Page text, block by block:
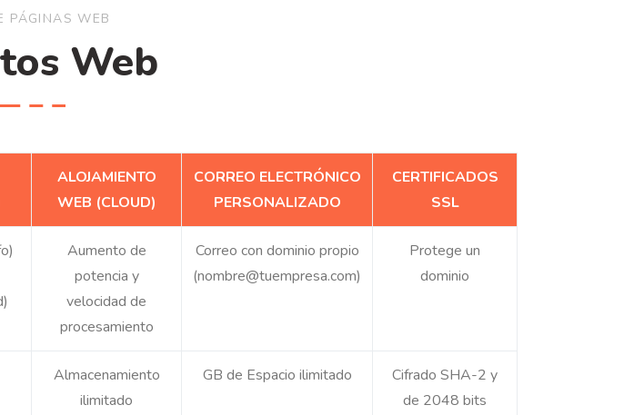
PÁGINAS WEB
Web
ALOJAMIENTO
WEB (CLOUD)
CORREO ELECTRÓNICO
PERSONALIZADO
CERTIFICADOS
SSL
Aumento de
potencia y
velocidad de
procesamiento
Correo con dominio propio
(nombre@tuempresa.com)
Protege un
dominio
Almacenamiento
ilimitado
GB de Espacio ilimitado
Cifrado SHA-2 y
de 2048 bits